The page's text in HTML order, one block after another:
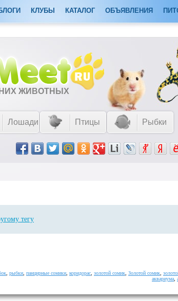
КЛУБЫ КАТАЛОГ ОБЪЯВЛЕНИЯ
ЖИВОТНЫХ
Лошади Птицы Рыбки
тегу
рыбки панцирные сомики коридорас золотой сомик Золотой сомик
аквариума